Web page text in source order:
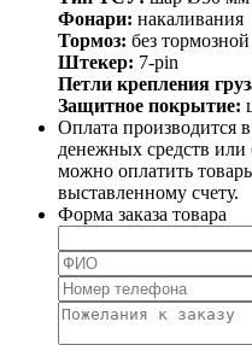
Фонари: накаливания
Тормоз: без
Штекер: 7-pin
Петли крепления
Защитное покрытие:
Оплата производится
денежных средств или
можно оплатить
выставленному счету.
Форма заказа товара